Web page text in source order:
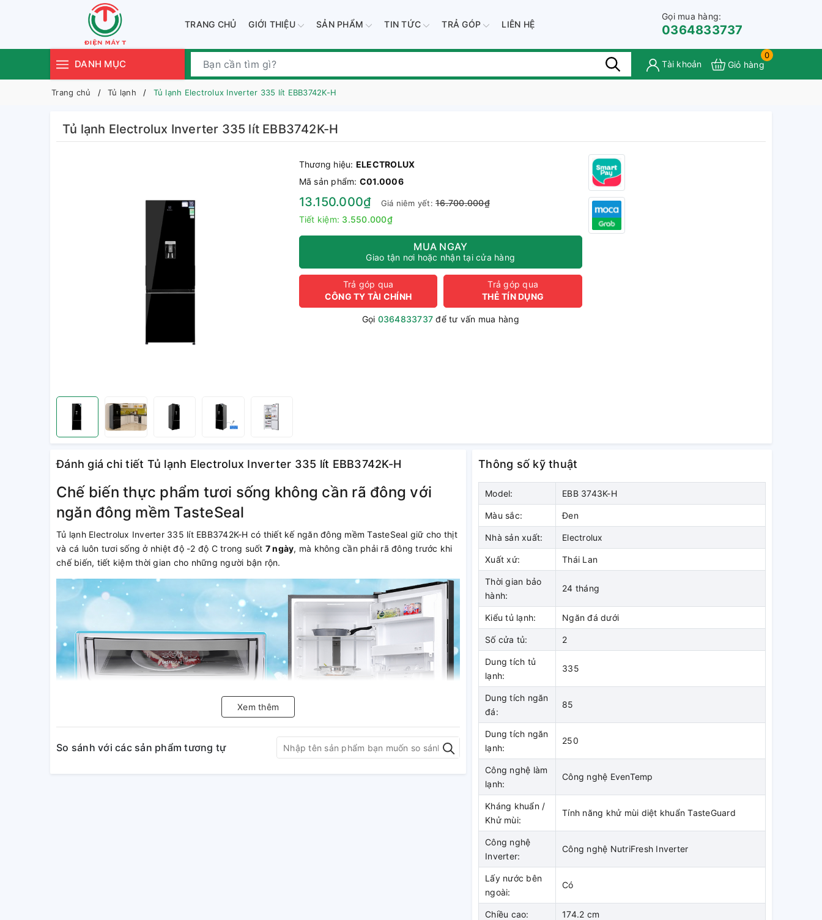
TRANG CHỦ GIỚI THIỆU SẢN PHẨM TIN TỨC TRẢ GÓP LIÊN HỆ
Gọi mua hàng:
0364833737
DANH MỤC Tài khoản
0
Giỏ hàng
Trang chủ Tủ lạnh Tủ lạnh Electrolux Inverter 335 lít EBB3742K-H
Tủ lạnh Electrolux Inverter 335 lít EBB3742K-H
Thương hiệu: ELECTROLUX
Mã sản phẩm: C01.0006
13.150.000₫ Giá niêm yết:16.700.000₫
Tiết kiệm: 3.550.000₫
MUA NGAY
Giao tận nơi hoặc nhận tại cửa hàng
Trả góp qua
CÔNG TY TÀI CHÍNH
Trả góp qua
THẺ TÍN DỤNG
Gọi 0364833737 để tư vấn mua hàng
Đánh giá chi tiết Tủ lạnh Electrolux Inverter 335 lít EBB3742K-H
Chế biến thực phẩm tươi sống không cần rã đông với
ngăn đông mềm TasteSeal
Tủ lạnh Electrolux Inverter 335 lít EBB3742K-H có thiết kế ngăn đông mềm TasteSeal giữ cho thịt
và cá luôn tươi sống ở nhiệt độ -2 độ C trong suốt 7 ngày, mà không cần phải rã đông trước khi
chế biến, tiết kiệm thời gian cho những người bận rộn.
Xem thêm
So sánh với các sản phẩm tương tự
Thông số kỹ thuật
Model: EBB 3743K-H
Màu sắc: Đen
Nhà sản xuất: Electrolux
Xuất xứ: Thái Lan
Thời gian bảo
hành:
24 tháng
Kiểu tủ lạnh: Ngăn đá dưới
Số cửa tủ: 2
Dung tích tủ
lạnh:
335
Dung tích ngăn
đá:
85
Dung tích ngăn
lạnh:
250
Công nghệ làm
lạnh:
Công nghệ EvenTemp
Kháng khuẩn /
Khử mùi:
Tính năng khử mùi diệt khuẩn TasteGuard
Công nghệ
Inverter:
Công nghệ NutriFresh Inverter
Lấy nước bên
ngoài:
Có
Chiều cao: 174.2 cm